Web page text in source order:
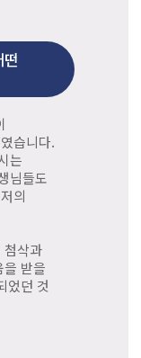
습니다.
는
님들도
의
첨삭과
받을
었던 것